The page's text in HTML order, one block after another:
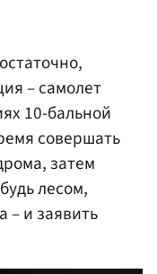
– самолет
10-бальной
совершать
затем
лесом,
– и заявить